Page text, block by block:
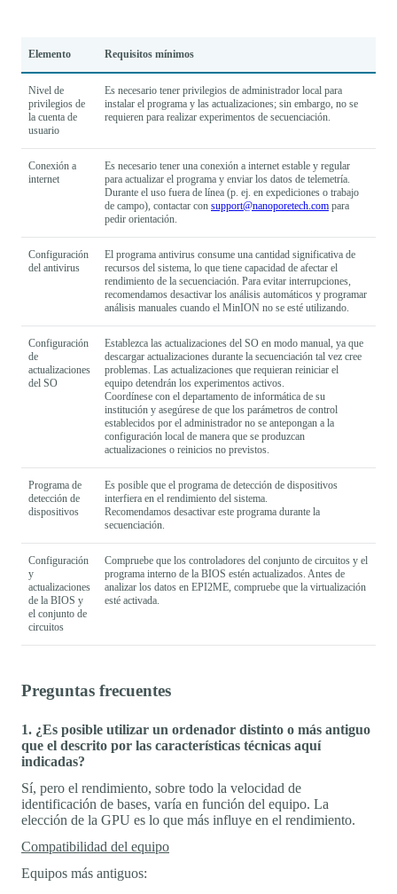
Elemento Requisitos mínimos
Nivel de
privilegios de
la cuenta de
usuario
Es necesario tener privilegios de administrador local para
instalar el programa y las actualizaciones; sin embargo, no se
requieren para realizar experimentos de secuenciación.
Conexión a
internet
Es necesario tener una conexión a internet estable y regular
para actualizar el programa y enviar los datos de telemetría.
Durante el uso fuera de línea (p. ej. en expediciones o trabajo
de campo), contactar con support@nanoporetech.com para
pedir orientación.
Configuración
del antivirus
El programa antivirus consume una cantidad significativa de
recursos del sistema, lo que tiene capacidad de afectar el
rendimiento de la secuenciación. Para evitar interrupciones,
recomendamos desactivar los análisis automáticos y programar
análisis manuales cuando el MinION no se esté utilizando.
Configuración
de
actualizaciones
del SO
Establezca las actualizaciones del SO en modo manual, ya que
descargar actualizaciones durante la secuenciación tal vez cree
problemas. Las actualizaciones que requieran reiniciar el
equipo detendrán los experimentos activos.
Coordínese con el departamento de informática de su
institución y asegúrese de que los parámetros de control
establecidos por el administrador no se antepongan a la
configuración local de manera que se produzcan
actualizaciones o reinicios no previstos.
Programa de
detección de
dispositivos
Es posible que el programa de detección de dispositivos
interfiera en el rendimiento del sistema.
Recomendamos desactivar este programa durante la
secuenciación.
Configuración
y
actualizaciones
de la BIOS y
el conjunto de
circuitos
Compruebe que los controladores del conjunto de circuitos y el
programa interno de la BIOS estén actualizados. Antes de
analizar los datos en EPI2ME, compruebe que la virtualización
esté activada.
Preguntas frecuentes
1. ¿Es posible utilizar un ordenador distinto o más antiguo
que el descrito por las características técnicas aquí
indicadas?
Sí, pero el rendimiento, sobre todo la velocidad de
identificación de bases, varía en función del equipo. La
elección de la GPU es lo que más influye en el rendimiento.
Compatibilidad del equipo
Equipos más antiguos: